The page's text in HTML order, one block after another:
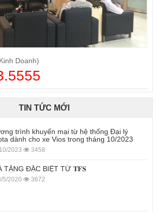
Doanh)
TIN TỨC MỚI
trình khuyến mại từ hệ thống Đại lý
dành cho xe Vios trong tháng 10/2023
2023 3458
TẶNG ĐẶC BIỆT TỪ 𝐓𝐅𝐒
5/2020 3672